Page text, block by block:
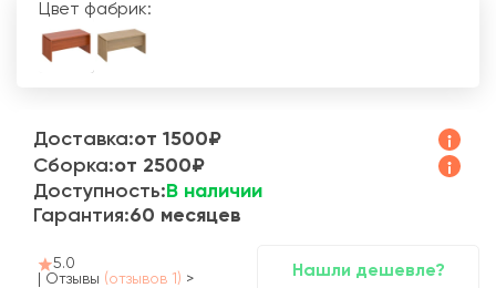
Цвет фабрик:
Доставка:от 1500₽
Сборка:от 2500₽
Доступность: В наличии
Гарантия:60 месяцев
5.0
Отзывы (отзывов 1) > Нашли дешевле?